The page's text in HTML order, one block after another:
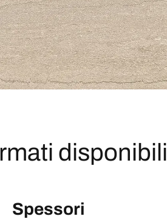
disponibili
Spessori